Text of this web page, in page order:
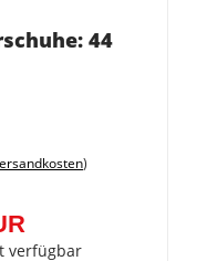
44
)
verfügbar